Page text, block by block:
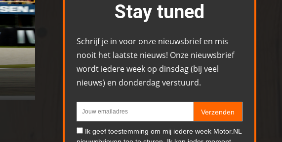
Stay tuned
Schrijf je in voor onze nieuwsbrief en mis
nooit het laatste nieuws! Onze nieuwsbrief
wordt iedere week op dinsdag (bij veel
nieuws) en donderdag verstuurd.
Verzenden
Ik geef toestemming om mij iedere week Motor.NL